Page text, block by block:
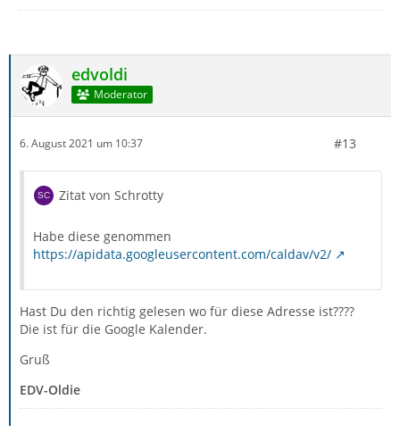
edvoldi
Moderator
6. August 2021 um 10:37 #13
Zitat von Schrotty
Habe diese genommen
https://apidata.googleusercontent.com/caldav/v2/
Hast Du den richtig gelesen wo für diese Adresse ist????
Die ist für die Google Kalender.
Gruß
EDV-Oldie